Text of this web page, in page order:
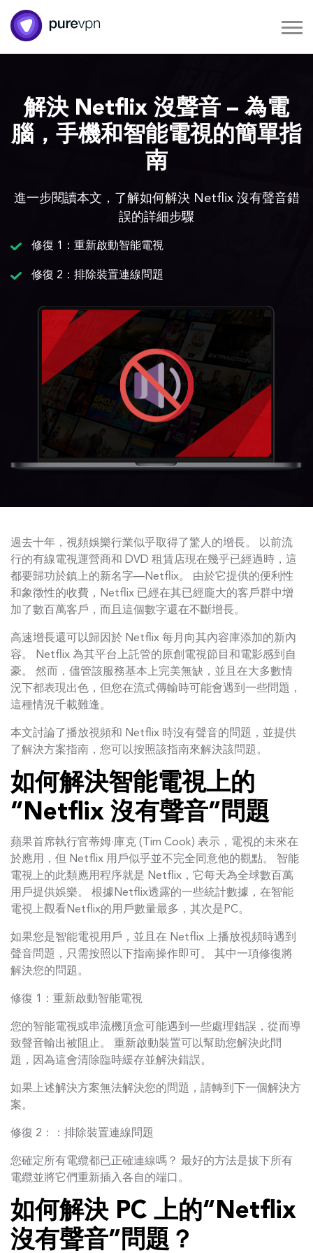
解決 Netflix 沒聲音 – 為電
腦，手機和智能電視的簡單指
南
進一步閱讀本文，了解如何解決 Netflix 沒有聲音錯
誤的詳細步驟
修復 1：重新啟動智能電視
修復 2：排除裝置連線問題
過去十年，視頻娛樂行業似乎取得了驚人的增長。 以前流
行的有線電視運營商和 DVD 租賃店現在幾乎已經過時，這
都要歸功於鎮上的新名字—Netflix。 由於它提供的便利性
和象徵性的收費，Netflix 已經在其已經龐大的客戶群中增
加了數百萬客戶，而且這個數字還在不斷增長。
高速增長還可以歸因於 Netflix 每月向其內容庫添加的新內
容。 Netflix 為其平台上託管的原創電視節目和電影感到自
豪。 然而，儘管該服務基本上完美無缺，並且在大多數情
況下都表現出色，但您在流式傳輸時可能會遇到一些問題，
這種情況千載難逢。
本文討論了播放視頻和 Netflix 時沒有聲音的問題，並提供
了解決方案指南，您可以按照該指南來解決該問題。
如何解決智能電視上的
“Netflix 沒有聲音”問題
蘋果首席執行官蒂姆·庫克 (Tim Cook) 表示，電視的未來在
於應用，但 Netflix 用戶似乎並不完全同意他的觀點。 智能
電視上的此類應用程序就是 Netflix，它每天為全球數百萬
用戶提供娛樂。 根據Netflix透露的一些統計數據，在智能
電視上觀看Netflix的用戶數量最多，其次是PC。
如果您是智能電視用戶，並且在 Netflix 上播放視頻時遇到
聲音問題，只需按照以下指南操作即可。 其中一項修復將
解決您的問題。
修復 1：重新啟動智能電視
您的智能電視或串流機頂盒可能遇到一些處理錯誤，從而導
致聲音輸出被阻止。 重新啟動裝置可以幫助您解決此問
題，因為這會清除臨時緩存並解決錯誤。
如果上述解決方案無法解決您的問題，請轉到下一個解決方
案。
修復 2：：排除裝置連線問題
您確定所有電纜都已正確連線嗎？ 最好的方法是拔下所有
電纜並將它們重新插入各自的端口。
如何解決 PC 上的“Netflix
沒有聲音”問題？